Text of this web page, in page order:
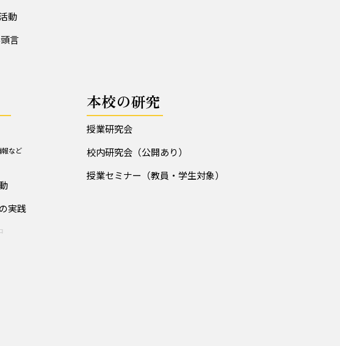
動
言
報など
実践
本校の研究
授業研究会
校内研究会（公開あり）
授業セミナー（教員・学生対象）